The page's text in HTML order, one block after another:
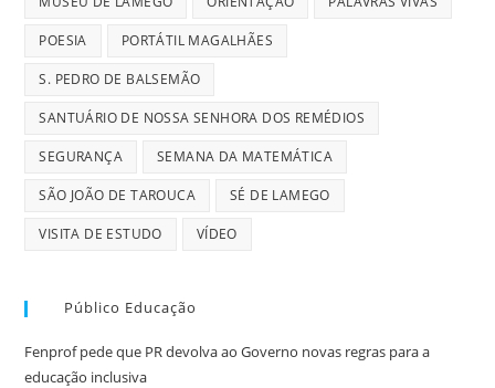
POESIA PORTÁTIL MAGALHÃES
S. PEDRO DE BALSEMÃO
SANTUÁRIO DE NOSSA SENHORA DOS REMÉDIOS
SEGURANÇA SEMANA DA MATEMÁTICA
SÃO JOÃO DE TAROUCA SÉ DE LAMEGO
VISITA DE ESTUDO VÍDEO
Público Educação
Fenprof pede que PR devolva ao Governo novas regras para a
educação inclusiva